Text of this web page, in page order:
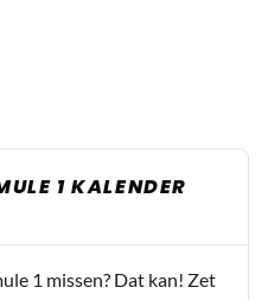
1 KALENDER
1 missen? Dat kan! Zet